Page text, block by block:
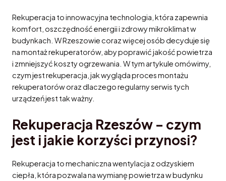
Rekuperacja to innowacyjna technologia, która zapewnia
komfort, oszczędność energii i zdrowy mikroklimat w
budynkach. W Rzeszowie coraz więcej osób decyduje się
na montaż rekuperatorów, aby poprawić jakość powietrza
i zmniejszyć koszty ogrzewania. W tym artykule omówimy,
czym jest rekuperacja, jak wygląda proces montażu
rekuperatorów oraz dlaczego regularny serwis tych
urządzeń jest tak ważny.
Rekuperacja Rzeszów – czym
jest i jakie korzyści przynosi?
Rekuperacja to mechaniczna wentylacja z odzyskiem
ciepła, która pozwala na wymianę powietrza w budynku